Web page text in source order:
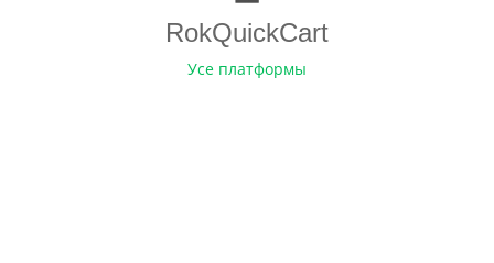
RokQuickCart
Усе платформы